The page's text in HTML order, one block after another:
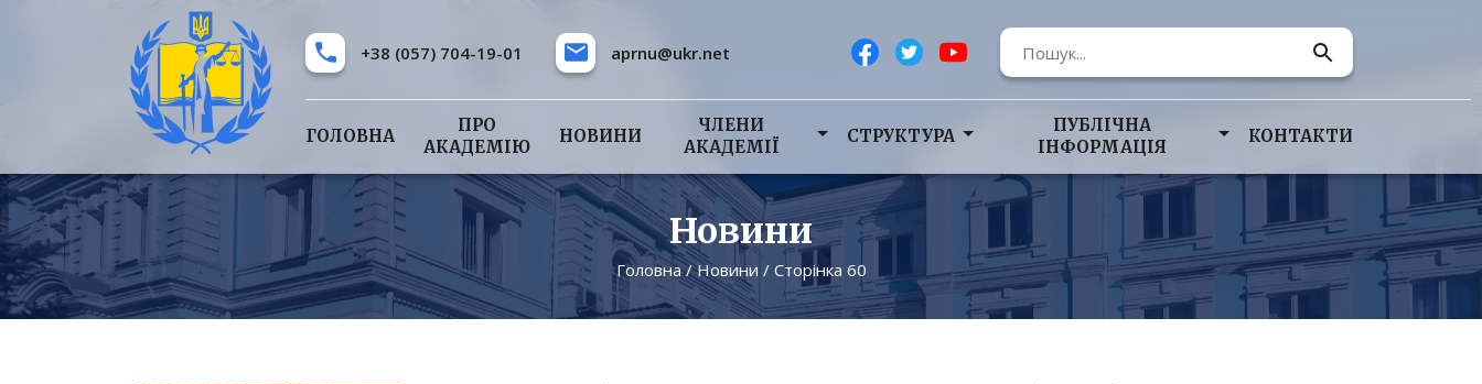
+38 (057) 704-19-01 aprnu@ukr.net
ГОЛОВНА
ПРО
АКАДЕМІЮ
НОВИНИ
ЧЛЕНИ
АКАДЕМІЇ
СТРУКТУРА
ПУБЛІЧНА
ІНФОРМАЦІЯ
КОНТАКТИ
Новини
Головна/Новини / Сторінка 60